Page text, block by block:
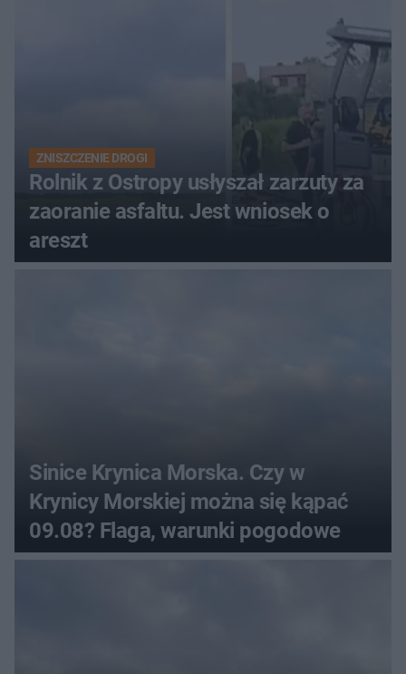
ZNISZCZENIE DROGI
Rolnik z Ostropy usłyszał zarzuty za
zaoranie asfaltu. Jest wniosek o
areszt
Sinice Krynica Morska. Czy w
Krynicy Morskiej można się kąpać
09.08? Flaga, warunki pogodowe